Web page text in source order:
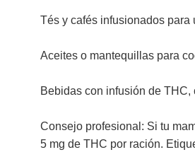
Tés y cafés infusionados para
Aceites o mantequillas para
Bebidas con infusión de
Consejo profesional: Si tu
5 mg de THC por ración.